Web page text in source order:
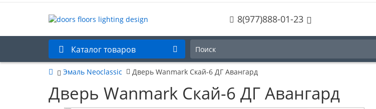
8(977)888-01-23
Каталог товаров
Эмаль Neoclassic Дверь Wanmark Скай-6 ДГ Авангард
Дверь Wanmark Скай-6 ДГ Авангард